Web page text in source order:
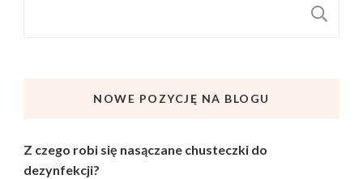
NOWE POZYCJĘ NA BLOGU
Z czego robi się nasączane chusteczki do
dezynfekcji?